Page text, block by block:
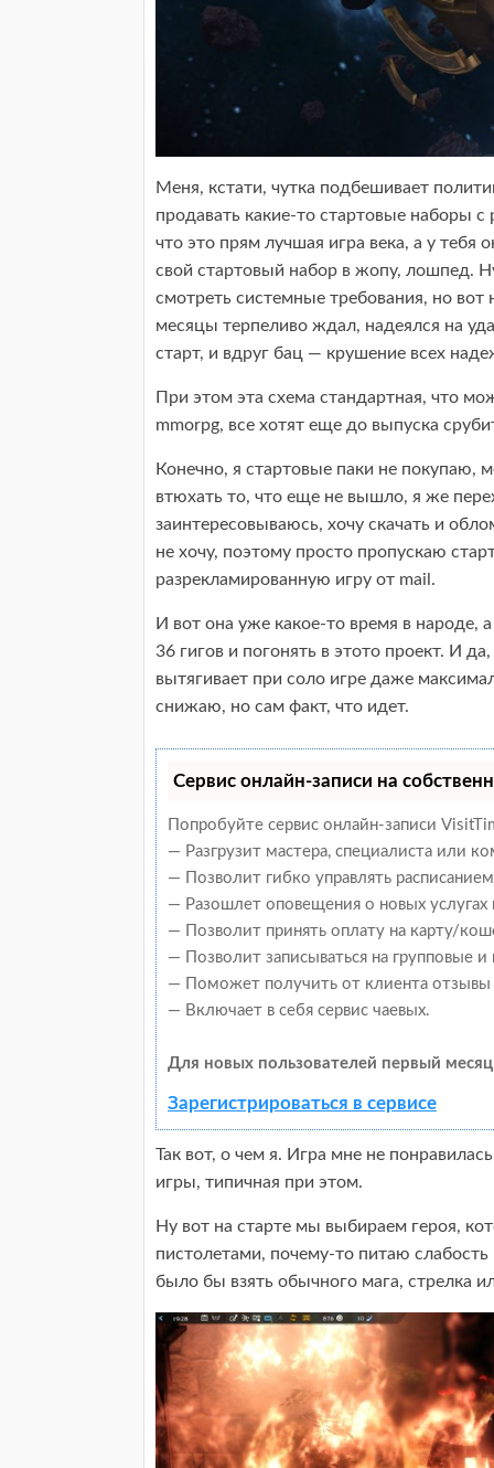
Меня, кстати, чутка подбешивает
продавать какие-то стартовые наборы
что это прям лучшая игра века, а у
свой стартовый набор в жопу, лошпед.
смотреть системные требования, но вот
месяцы терпеливо ждал, надеялся на
старт, и вдруг бац — крушение всех
При этом эта схема стандартная, что
mmorpg, все хотят еще до выпуска
Конечно, я стартовые паки не покупаю,
втюхать то, что еще не вышло, я же
заинтересовываюсь, хочу скачать и
не хочу, поэтому просто пропускаю
разрекламированную игру от mail.
И вот она уже какое-то время в народе,
36 гигов и погонять в этото проект. И
вытягивает при соло игре даже
снижаю, но сам факт, что идет.
Сервис онлайн-записи на
Попробуйте сервис онлайн-записи
— Разгрузит мастера, специалиста или
— Позволит гибко управлять
— Разошлет оповещения о новых услугах
— Позволит принять оплату на карту/
— Позволит записываться на групповые
— Поможет получить от клиента отзывы
— Включает в себя сервис чаевых.
Для новых пользователей первый
Зарегистрироваться в сервисе
Так вот, о чем я. Игра мне не
игры, типичная при этом.
Ну вот на старте мы выбираем героя,
пистолетами, почему-то питаю
было бы взять обычного мага, стрелка